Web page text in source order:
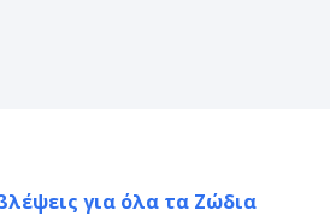
για όλα τα Ζώδια